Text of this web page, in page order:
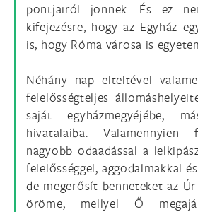
pontjairól jönnek. És ez
kifejezésre, hogy az Egyház
is, hogy Róma városa is
Néhány nap elteltével
felelősségteljes
saját egyházmegyéjébe,
hivatalaiba. Valamennyien
nagyobb odaadással a
felelősséggel, aggodalmakkal
de megerősít benneteket az
öröme, mellyel Ő